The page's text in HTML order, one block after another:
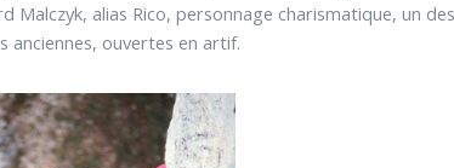
Malczyk, alias Rico, personnage charismatique, un
anciennes, ouvertes en artif.